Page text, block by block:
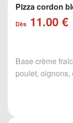
Pizza cordon
Dès 11.00 €
Base crème
poulet,